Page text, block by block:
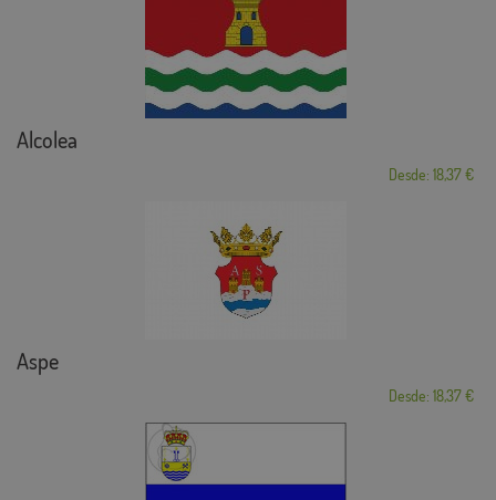
Alcolea
Desde: 18,37 €
Aspe
Desde: 18,37 €